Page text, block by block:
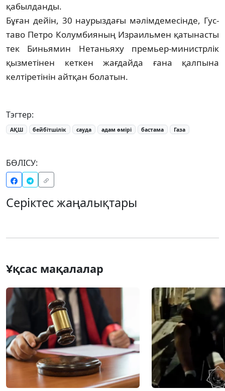
қабылданды.
Бұған дейін, 30 наурыздағы мәлімдемесінде, Гус­
таво Петро Колумбияның Израильмен қатынасты
тек Биньямин Нетаньяху премьер-министрлік
қызметінен кеткен жағдайда ғана қалпына
келтіретінін айтқан болатын.
Тэгтер:
АҚШ бейбітшілік сауда адам өмірі бастама Газа
БӨЛІСУ:
Серіктес жаңалықтары
Ұқсас мақалалар